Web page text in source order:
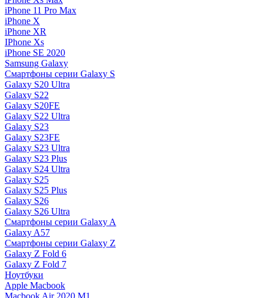
iPhone 11 Pro Max
iPhone X
iPhone XR
IPhone Xs
iPhone SE 2020
Samsung Galaxy
Смартфоны серии Galaxy S
Galaxy S20 Ultra
Galaxy S22
Galaxy S20FE
Galaxy S22 Ultra
Galaxy S23
Galaxy S23FE
Galaxy S23 Ultra
Galaxy S23 Plus
Galaxy S24 Ultra
Galaxy S25
Galaxy S25 Plus
Galaxy S26
Galaxy S26 Ultra
Смартфоны серии Galaxy A
Galaxy A57
Смартфоны серии Galaxy Z
Galaxy Z Fold 6
Galaxy Z Fold 7
Ноутбуки
Apple Macbook
Macbook Air 2020 M1